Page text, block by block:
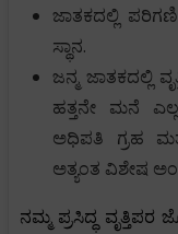
ಜಾತಕದಲ್ಲಿ
ಸ್ಥಾನ.
ಜನ್ಮ ಜಾತಕದಲ್ಲಿ
ಹತ್ತನೇ ಮನೆ
ಅಧಿಪತಿ ಗ್ರಹ
ಅತ್ಯಂತ ವಿಶೇಷ
ನಮ್ಮ ಪ್ರಸಿದ್ಧ ವೃತ್ತಿಪರ